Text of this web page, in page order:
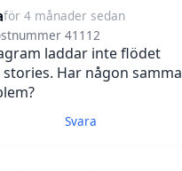
för 4 månader sedan
41112
laddar inte flödet
stories. Har någon samma
Svara